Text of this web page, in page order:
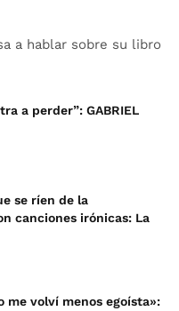
a hablar sobre su libro
a perder”: GABRIEL
se ríen de la
canciones irónicas: La
me volví menos egoísta»: